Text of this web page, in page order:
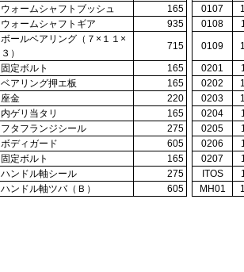
ウォームシャフトブッシュ 165 0107
ウォームシャフトギア 935 0108
ボールベアリング（７×１１×
３）
715 0109
固定ボルト 165 0201
ベアリング押エ板 165 0202
座金 220 0203
内ゲリ当タリ 165 0204
フタフランジシール 275 0205
ボディガード 605 0206
固定ボルト 165 0207
ハンドル軸シール 275 ITOS
ハンドル軸ツバ（Ｂ） 605 MH01